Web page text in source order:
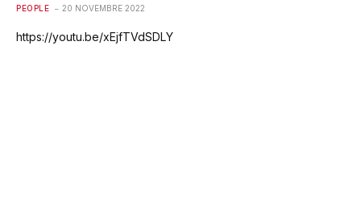
PEOPLE 20 NOVEMBRE 2022
https://youtu.be/xEjfTVdSDLY